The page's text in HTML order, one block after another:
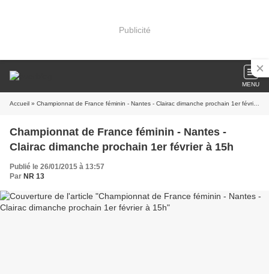
Publicité
MENU
Accueil » Championnat de France féminin - Nantes - Clairac dimanche prochain 1er février à 15h
Championnat de France féminin - Nantes -
Clairac dimanche prochain 1er février à 15h
Publié le 26/01/2015 à 13:57
Par NR 13